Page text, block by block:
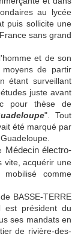
au lycée
puis sollicite une
sans grand
et de son
de partir
étant surveillant
juste avant
pour thèse de
". Tout
été marqué par
Médecin électro-
vite, acquérir une
comme
BASSE-TERRE
est président du
ses mandats en
de rivière-des-